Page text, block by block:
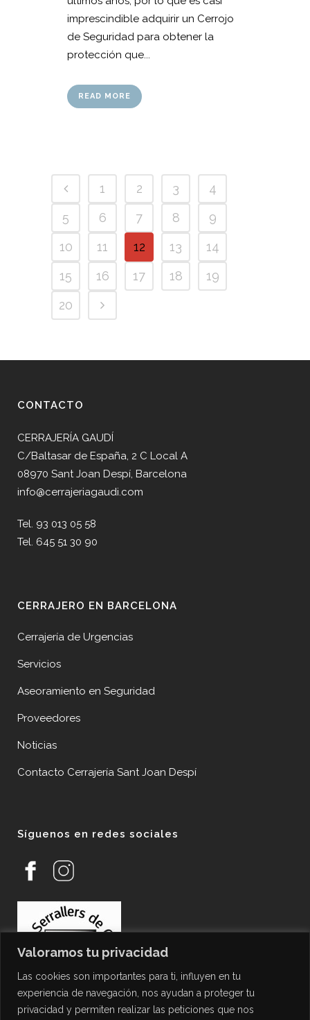
Valoramos tu privacidad
Las cookies son importantes para ti, influyen en tu
experiencia de navegación, nos ayudan a proteger tu
privacidad y permiten realizar las peticiones que nos
imprescindible adquirir un Cerrojo
de Seguridad para obtener la
protección que...
READ MORE
1 2 3
4
5
6 7 8
9
10
11 12 13
14
15
16 17 18
19
20
CONTACTO
CERRAJERÍA GAUDÍ
C/Baltasar de España, 2 C Local A
08970 Sant Joan Despí, Barcelona
info@cerrajeriagaudi.com
Tel. 93 013 05 58
Tel. 645 51 30 90
CERRAJERO EN BARCELONA
Cerrajería de Urgencias
Servicios
Aseoramiento en Seguridad
Proveedores
Noticias
Contacto Cerrajería Sant Joan Despí
Síguenos en redes sociales